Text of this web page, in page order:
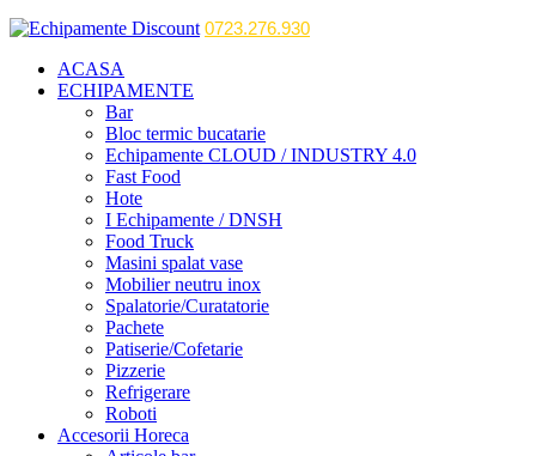
0723.276.930
ACASA
ECHIPAMENTE
Bar
Bloc termic bucatarie
Echipamente CLOUD / INDUSTRY 4.0
Fast Food
Hote
I Echipamente / DNSH
Food Truck
Masini spalat vase
Mobilier neutru inox
Spalatorie/Curatatorie
Pachete
Patiserie/Cofetarie
Pizzerie
Refrigerare
Roboti
Accesorii Horeca